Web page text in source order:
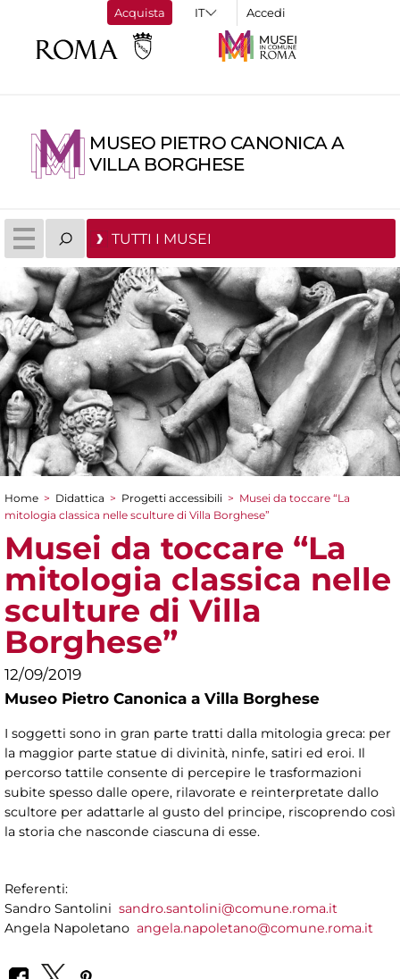
Acquista Accedi
MUSEO PIETRO CANONICA A
VILLA BORGHESE
TUTTI I MUSEI
Tu sei qui
Home > Didattica > Progetti accessibili > Musei da toccare “La
mitologia classica nelle sculture di Villa Borghese”
Musei da toccare “La
mitologia classica nelle
sculture di Villa
Borghese”
12/09/2019
Museo Pietro Canonica a Villa Borghese
I soggetti sono in gran parte tratti dalla mitologia greca: per
la maggior parte statue di divinità, ninfe, satiri ed eroi. Il
percorso tattile consente di percepire le trasformazioni
subite spesso dalle opere, rilavorate e reinterpretate dallo
scultore per adattarle al gusto del principe, riscoprendo così
la storia che nasconde ciascuna di esse.
Referenti:
Sandro Santolini sandro.santolini@comune.roma.it
Angela Napoletano angela.napoletano@comune.roma.it